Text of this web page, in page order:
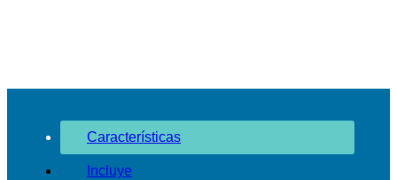
Características
Incluye